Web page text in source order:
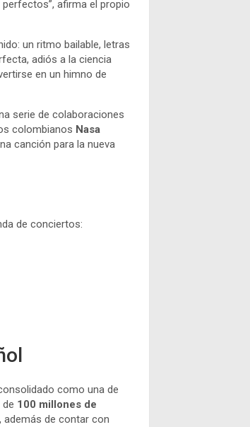
afirma el propio
un ritmo bailable, letras
adiós a la ciencia
en un himno de
serie de colaboraciones
colombianos Nasa
canción para la nueva
de conciertos:
como una de
100 millones de
, además de contar con